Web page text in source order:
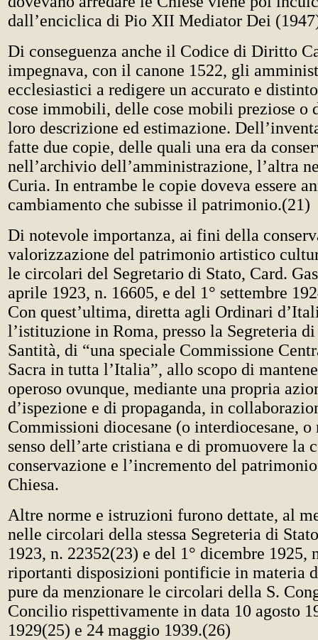
dall’enciclica di Pio XII Mediator Dei
Di conseguenza anche il Codice di Diritto
impegnava, con il canone 1522, gli
ecclesiastici a redigere un accurato e
cose immobili, delle cose mobili preziose o
loro descrizione ed estimazione.
fatte due copie, delle quali una era da
nell’archivio dell’amministrazione, l’altra
Curia. In entrambe le copie doveva essere
cambiamento che subisse il patrimonio.(21)
Di notevole importanza, ai fini della
valorizzazione del patrimonio artistico
le circolari del Segretario di Stato, Card.
aprile 1923, n. 16605, e del 1° settembre
Con quest’ultima, diretta agli Ordinari
l’istituzione in Roma, presso la Segreteria
Santità, di “una speciale Commissione
Sacra in tutta l’Italia”, allo scopo di
operoso ovunque, mediante una propria
d’ispezione e di propaganda, in
Commissioni diocesane (o interdiocesane,
senso dell’arte cristiana e di promuovere la
conservazione e l’incremento del
Chiesa.
Altre norme e istruzioni furono dettate, al
nelle circolari della stessa Segreteria di
1923, n. 22352(23) e del 1° dicembre 1925,
riportanti disposizioni pontificie in materia
pure da menzionare le circolari della S.
Concilio rispettivamente in data 10 agosto
1929(25) e 24 maggio 1939.(26)